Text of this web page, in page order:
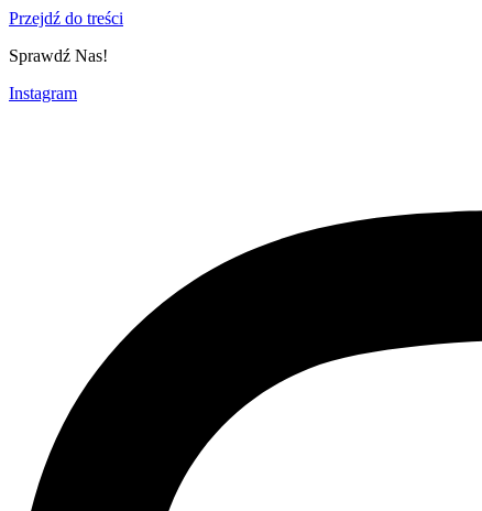
Przejdź do treści
Sprawdź Nas!
Instagram